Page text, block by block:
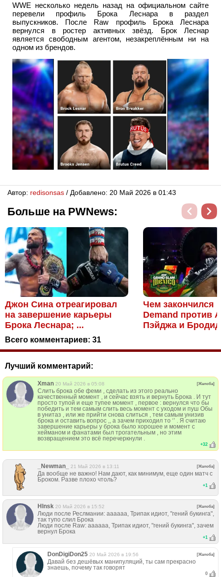
WWE несколько недель назад на официальном сайте
перевели профиль Брока Леснара в раздел
выпускников. После Raw профиль Брока Леснара
вернулся в ростер активных звёзд. Брок Леснар
является свободным агентом, незакреплённым ни на
одном из брендов.
Автор: redisonsas / Добавлено: 20 Май 2026 в 01:43
Больше на PWNews:
Джон Сина отреагировал
на завершение карьеры
Брока Леснара; ...
Чем закончился
Demand против
Пэйджа и
Всего комментариев: 31
Лучший комментарий:
Xman 20 Май 2026 в 05:08 [Жалоба]
Слить брока обе феми , сделать из этого реально
качественный момент , и сейчас взять и вернуть Брока . И тут
просто тупой и еще тупее момент , первое : вернулся что бы
победить и тем самым слить весь момент с уходом и пуш Обы
в унитаз , или же прийти снова слиться , тем самым унизив
брока и оставить вопрос ,, а зачем приходил то ‘’ . Я считаю
завершение карьеры у брока было хорошее и момент с
хейманом и фанатами был трогательным , но этим
возвращением это всё перечеркнули .
+32
_Newman_ 21 Май 2026 в 13:11 [Жалоба]
Да вообще не важно! Нам дают, как минимум, еще один матч с
Броком. Разве плохо чтоль?
+1
Hlnsk 20 Май 2026 в 15:52 [Жалоба]
Люди после Реслмании: аааааа, Трипак идиот, "гений букинга",
так тупо слил Брока
Люди после Raw: aaaaaa, Трипак идиот, "гений букинга", зачем
вернул Брока
+1
DonDigiDon25 20 Май 2026 в 19:56 [Жалоба]
Давай без дешёвых манипуляций, ты сам прекрасно
знаешь, почему так говорят
0